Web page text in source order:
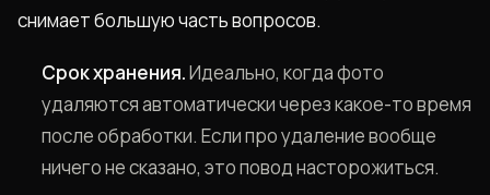
снимает большую часть вопросов.
Срок хранения.Идеально, когда фото
удаляются автоматически через какое-то время
после обработки. Если про удаление вообще
ничего не сказано, это повод насторожиться.